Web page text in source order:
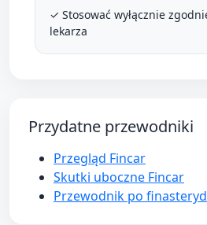
✓ Stosować wyłącznie
lekarza
Przydatne przewodniki
Przegląd Fincar
Skutki uboczne Fincar
Przewodnik po